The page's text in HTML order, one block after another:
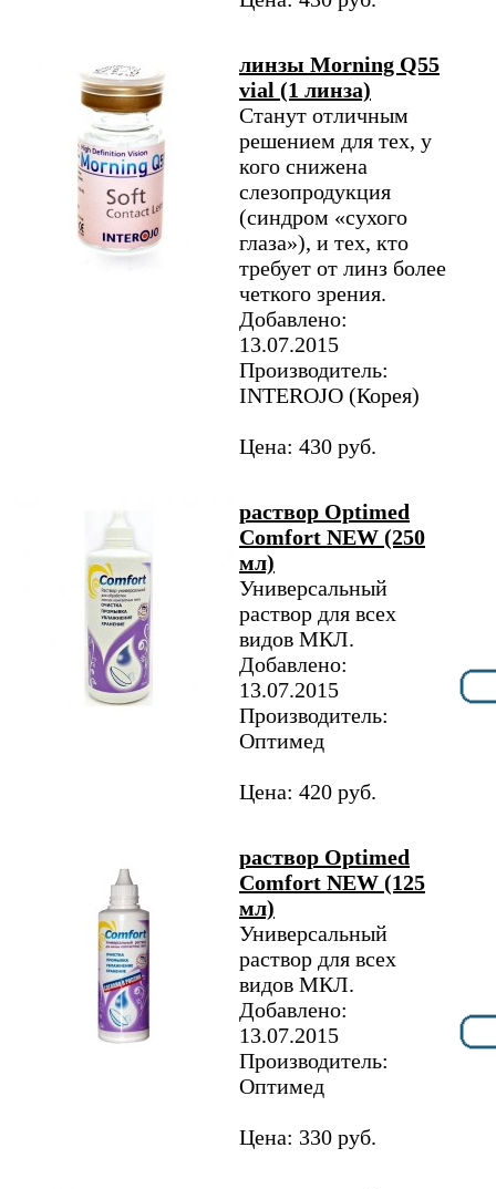
линзы Morning Q55
vial (1 линза)
Станут отличным
решением для тех, у
кого снижена
слезопродукция
(синдром «сухого
глаза»), и тех, кто
требует от линз более
четкого зрения.
Добавлено:
13.07.2015
Производитель:
INTEROJO (Корея)
Цена: 430 руб.
раствор Optimed
Comfort NEW (250
мл)
Универсальный
раствор для всех
видов МКЛ.
Добавлено:
13.07.2015
Производитель:
Оптимед
Цена: 420 руб.
раствор Optimed
Comfort NEW (125
мл)
Универсальный
раствор для всех
видов МКЛ.
Добавлено:
13.07.2015
Производитель:
Оптимед
Цена: 330 руб.